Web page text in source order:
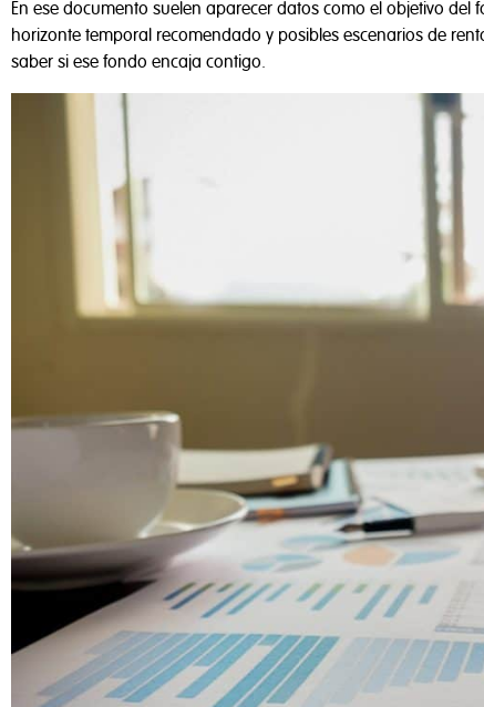
En ese documento suelen aparecer datos como el objetivo del
horizonte temporal recomendado y posibles escenarios de
saber si ese fondo encaja contigo.